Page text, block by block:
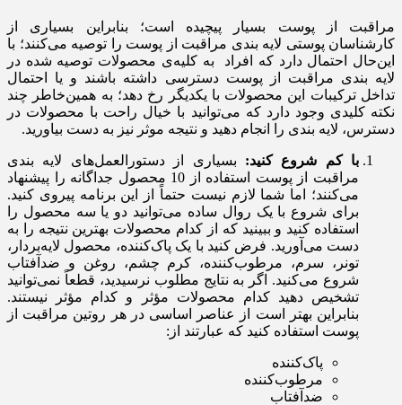
مراقبت از پوست بسیار پیچیده است؛ بنابراین بسیاری از
کارشناسان پوستی لایه بندی مراقبت از پوست را توصیه می‌کنند؛ با
این‌حال احتمال دارد که افراد به کلیه‌ی محصولات توصیه شده در
لایه بندی مراقبت از پوست دسترسی داشته باشند و یا احتمال
تداخل ترکیبات این محصولات با یکدیگر رخ دهد؛ به همین‌خاطر چند
نکته کلیدی وجود دارد که می‌توانید با خیال راحت با محصولات در
دسترس، لایه بندی را انجام دهید و نتیجه موثر نیز به دست بیاورید.
با کم شروع کنید: بسیاری از دستورالعمل‌های لایه بندی
مراقبت از پوست استفاده از 10 محصول جداگانه را پیشنهاد
می‌کنند؛ اما شما لازم نیست حتماً از این برنامه پیروی کنید.
برای شروع با یک روال ساده می‌توانید دو یا سه محصول را
استفاده کنید و ببینید که از کدام محصولات بهترین نتیجه را به
دست می‌آورید. فرض کنید با یک پاک‌کننده، محصول لایه‌بردار،
تونر، سرم، مرطوب‌کننده، کرم چشم، روغن و ضدآفتاب
شروع می‌کنید. اگر به نتایج مطلوب نرسیدید، قطعاً نمی‌توانید
تشخیص دهید کدام محصولات مؤثر و کدام‌ مؤثر نیستند.
بنابراین بهتر است از عناصر اساسی در هر روتین مراقبت از
پوست استفاده کنید که عبارتند از:
پاک‌کننده
مرطوب‌کننده
ضدآفتاب